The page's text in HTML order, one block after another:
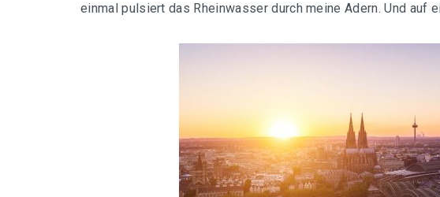
einmal pulsiert das Rheinwasser durch meine Adern. Und auf